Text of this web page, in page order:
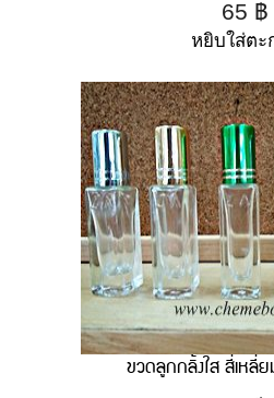
65 ฿
หยิบใส่ตะ
ขวดลูกกลิ้งใส สี่เหลี่ย